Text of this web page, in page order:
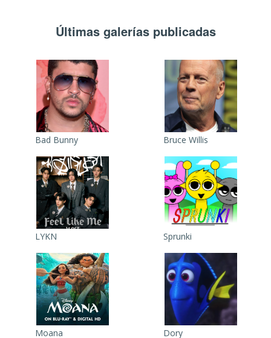
Últimas galerías publicadas
Bad Bunny Bruce Willis
LYKN Sprunki
Moana Dory